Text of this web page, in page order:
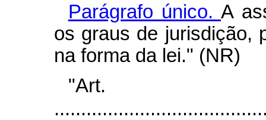
Parágrafo único. A
os graus de jurisdição,
na forma da lei." (NR)